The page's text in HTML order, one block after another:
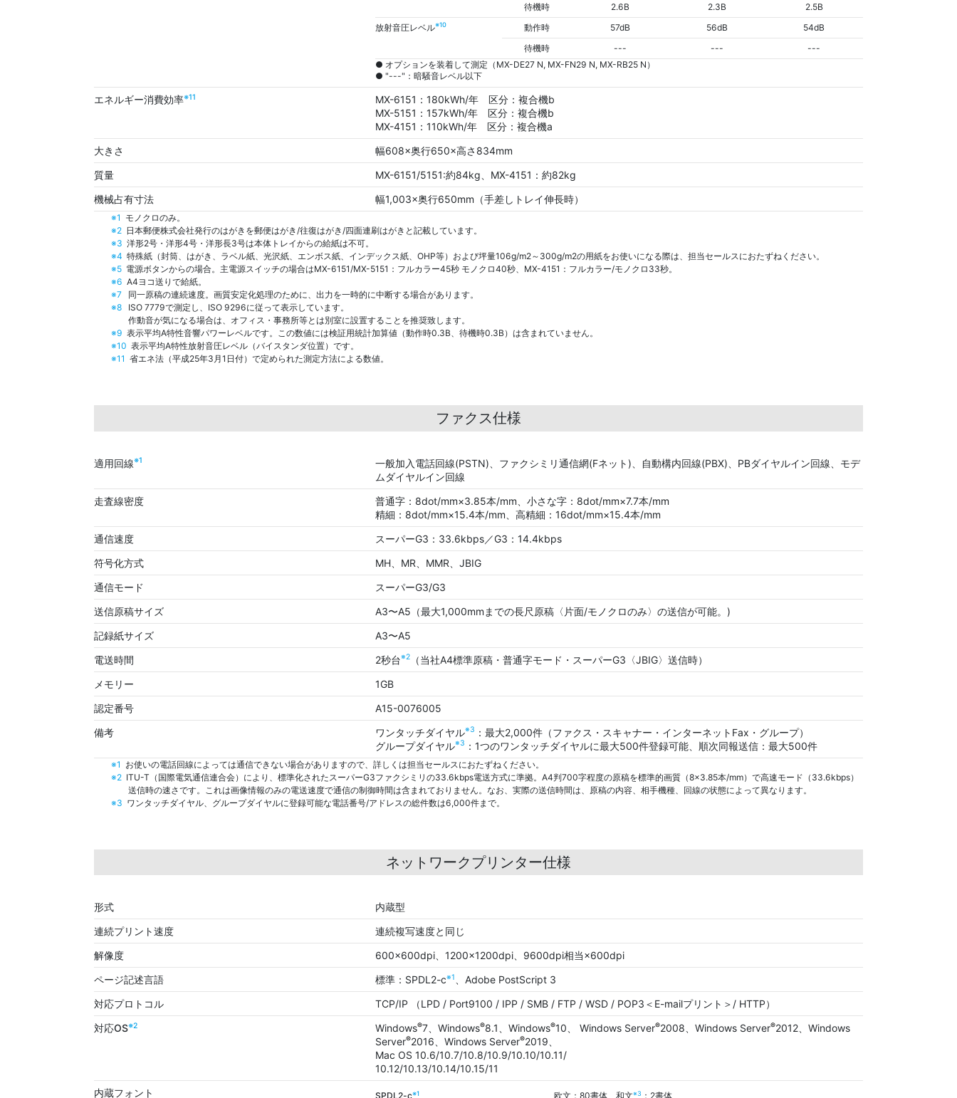
待機時
2.6B 2.3B
2.5B
放射音圧レベル※10 動作時 57dB 56dB
54dB
待機時
--- ---
---
● オプションを装着して測定（MX-DE27 N, MX-FN29 N, MX-RB25 N）
● "---"：暗騒音レベル以下
エネルギー消費効率※11
MX-6151：180kWh/年 区分：複合機b
MX-5151：157kWh/年 区分：複合機b
MX-4151：110kWh/年 区分：複合機a
大きさ
幅608×奥行650×高さ834mm
質量
MX-6151/5151:約84kg、MX-4151：約82kg
機械占有寸法
幅1,003×奥行650mm（手差しトレイ伸長時）
※1 モノクロのみ。
※2 日本郵便株式会社発行のはがきを郵便はがき/往復はがき/四面連刷はがきと記載しています。
※3 洋形2号・洋形4号・洋形長3号は本体トレイからの給紙は不可。
※4 特殊紙（封筒、はがき、ラベル紙、光沢紙、エンボス紙、インデックス紙、OHP等）および坪量106g/m2～300g/m2の用紙をお使いになる際は、担当セールスにおたずねください。
※5 電源ボタンからの場合。主電源スイッチの場合はMX-6151/MX-5151：フルカラー45秒 モノクロ40秒、MX-4151：フルカラー/モノクロ33秒。
※6 A4ヨコ送りで給紙。
※7
同一原稿の連続速度。画質安定化処理のために、出力を一時的に中断する場合があります。
※8
ISO 7779で測定し、ISO 9296に従って表示しています。
作動音が気になる場合は、オフィス・事務所等とは別室に設置することを推奨致します。
※9 表示平均A特性音響パワーレベルです。この数値には検証用統計加算値（動作時0.3B、待機時0.3B）は含まれていません。
※10 表示平均A特性放射音圧レベル（バイスタンダ位置）です。
※11 省エネ法（平成25年3月1日付）で定められた測定方法による数値。
ファクス仕様
適用回線※1
一般加入電話回線(PSTN)、ファクシミリ通信網(Fネット)、自動構内回線(PBX)、PBダイヤルイン回線、モデ
ムダイヤルイン回線
走査線密度
普通字：8dot/mm×3.85本/mm、小さな字：8dot/mm×7.7本/mm
精細：8dot/mm×15.4本/mm、高精細：16dot/mm×15.4本/mm
通信速度
スーパーG3：33.6kbps／G3：14.4kbps
符号化方式
MH、MR、MMR、JBIG
通信モード
スーパーG3/G3
送信原稿サイズ
A3〜A5（最大1,000mmまでの長尺原稿〈片面/モノクロのみ〉の送信が可能。)
記録紙サイズ
A3〜A5
電送時間
2秒台※2
（当社A4標準原稿・普通字モード・スーパーG3〈JBIG〉送信時）
メモリー
1GB
認定番号
A15-0076005
備考
ワンタッチダイヤル※3 ：最大2,000件（ファクス・スキャナー・インターネットFax・グループ）
グループダイヤル※3 ：1つのワンタッチダイヤルに最大500件登録可能、順次同報送信：最大500件
※1 お使いの電話回線によっては通信できない場合がありますので、詳しくは担当セールスにおたずねください。
※2 ITU-T（国際電気通信連合会）により、標準化されたスーパーG3ファクシミリの33.6kbps電送方式に準拠。A4判700字程度の原稿を標準的画質（8×3.85本/mm）で高速モード（33.6kbps）
送信時の速さです。これは画像情報のみの電送速度で通信の制御時間は含まれておりません。なお、実際の送信時間は、原稿の内容、相手機種、回線の状態によって異なります。
※3 ワンタッチダイヤル、グループダイヤルに登録可能な電話番号/アドレスの総件数は6,000件まで。
ネットワークプリンター仕様
形式
内蔵型
連続プリント速度
連続複写速度と同じ
解像度
600×600dpi、1200×1200dpi、9600dpi相当×600dpi
ページ記述言語
標準：SPDL2-c※1、Adobe PostScript 3
対応プロトコル
TCP/IP （LPD / Port9100 / IPP / SMB / FTP / WSD / POP3＜E-mailプリント＞/ HTTP）
対応OS※2 Windows®7、Windows®8.1、Windows®10、 Windows Server®2008、Windows Server®2012、Windows
Server®2016、Windows Server®2019、
Mac OS 10.6/10.7/10.8/10.9/10.10/10.11/
10.12/10.13/10.14/10.15/11
内蔵フォント
SPDL2-c※1 欧文：80書体、和文※3 ：2書体